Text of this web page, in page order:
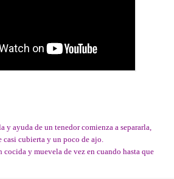
y ayuda de un tenedor comienza a separarla,
casi cubierta y un poco de ajo.
cocida y muevela de vez en cuando hasta que